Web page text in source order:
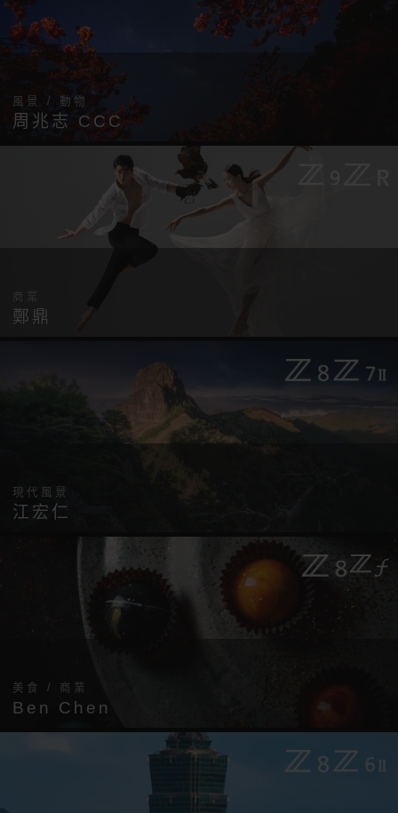
風景 / 動物
周兆志 CCC
商業
鄭鼎
現代風景
江宏仁
美食 / 商業
Ben Chen